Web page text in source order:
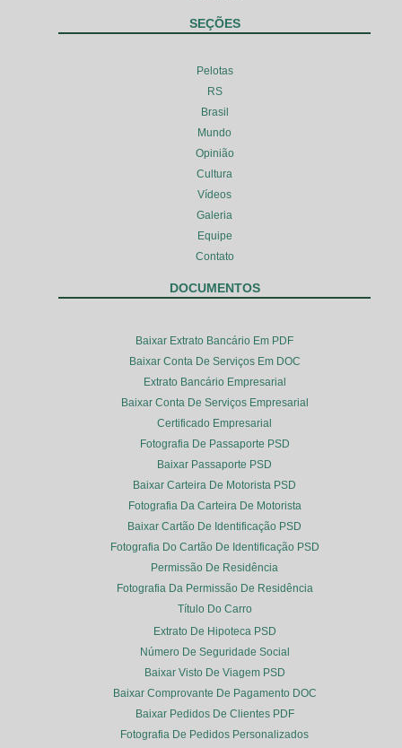
SEÇÕES
Pelotas
RS
Brasil
Mundo
Opinião
Cultura
Vídeos
Galeria
Equipe
Contato
DOCUMENTOS
Baixar Extrato Bancário Em PDF
Baixar Conta De Serviços Em DOC
Extrato Bancário Empresarial
Baixar Conta De Serviços Empresarial
Certificado Empresarial
Fotografia De Passaporte PSD
Baixar Passaporte PSD
Baixar Carteira De Motorista PSD
Fotografia Da Carteira De Motorista
Baixar Cartão De Identificação PSD
Fotografia Do Cartão De Identificação PSD
Permissão De Residência
Fotografia Da Permissão De Residência
Título Do Carro
Extrato De Hipoteca PSD
Número De Seguridade Social
Baixar Visto De Viagem PSD
Baixar Comprovante De Pagamento DOC
Baixar Pedidos De Clientes PDF
Fotografia De Pedidos Personalizados